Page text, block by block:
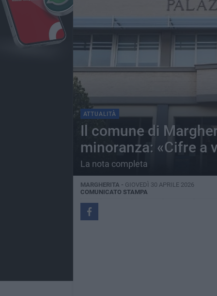
ATTUALITÀ
Il comune di
minoranza: «Cifre a
La nota completa
MARGHERITA - GIOVEDÌ 30 APRILE 2026
COMUNICATO STAMPA